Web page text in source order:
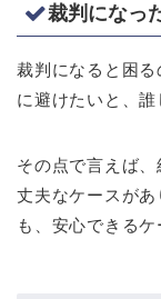
裁判になっ
裁判になると困
に避けたいと、誰
その点で言えば
丈夫なケースが
も、安心できる